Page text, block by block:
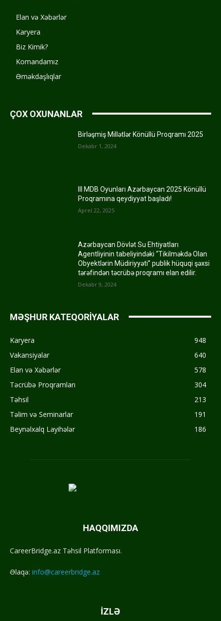
Elan və Xəbərlər
Karyera
Biz Kimik?
Komandamız
Əməkdaşlıqlar
ÇOX OXUNANLAR
Birləşmiş Millətlər Könüllü Proqramı 2025
Dekabr 1, 2024
III MDB Oyunları Azərbaycan 2025 Könüllü
Proqramına qeydiyyat başladı!
Aprel 22, 2025
Azərbaycan Dövlət Su Ehtiyatları
Agentliyinin tabeliyindəki “Tikilməkdə Olan
Obyektlərin Müdiriyyəti” publik hüquqi şəxsi
tərəfindən təcrübə proqramı elan edilir.
Dekabr 9, 2024
MƏŞHUR KATEQORİYALAR
Karyera
948
Vakansiyalar
640
Elan və Xəbərlər
578
Təcrübə Proqramları
304
Təhsil
213
Təlim və Seminarlar
191
Beynəlxalq Layihələr
186
HAQQIMIZDA
CareerBridge.az Təhsil Platforması.
Əlaqə: info@careerbridge.az
İZLƏ